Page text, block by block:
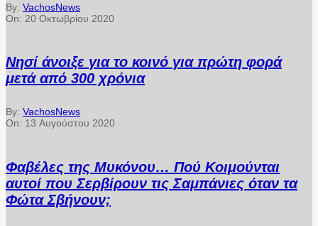
By: VachosNews
On: 20 Οκτωβρίου 2020
Νησί άνοιξε για το κοινό για πρώτη φορά
μετά από 300 χρόνια
By: VachosNews
On: 13 Αυγούστου 2020
Φαβέλες της Μυκόνου… Πού Κοιμούνται
αυτοί που Σερβίρουν τις Σαμπάνιες όταν τα
Φώτα Σβήνουν;